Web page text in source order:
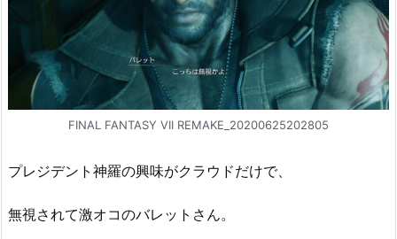
FINAL FANTASY VII REMAKE_20200625202805
プレジデント神羅の興味がクラウドだけで、
無視されて激オコのバレットさん。